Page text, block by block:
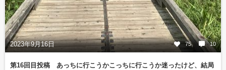
2023年9月16日 75 10
第16回目投稿 あっちに行こうかこっちに行こうか迷ったけど、結局